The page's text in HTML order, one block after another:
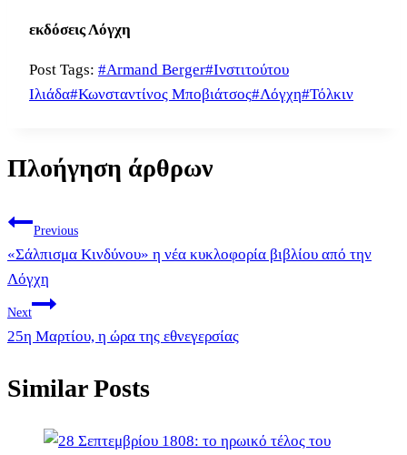
εκδόσεις Λόγχη
Post Tags: #Armand Berger#Ινστιτούτου
Ιλιάδα#Κωνσταντίνος Μποβιάτσος#Λόγχη#Τόλκιν
Πλοήγηση άρθρων
Previous
«Σάλπισμα Κινδύνου» η νέα κυκλοφορία βιβλίου από την
Λόγχη
Next
25η Μαρτίου, η ώρα της εθνεγερσίας
Similar Posts